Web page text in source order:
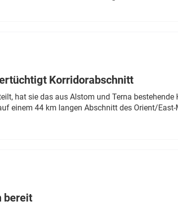
Korridorabschnitt
hat sie das aus Alstom und Terna
einem 44 km langen Abschnitt des Orient/
bereit